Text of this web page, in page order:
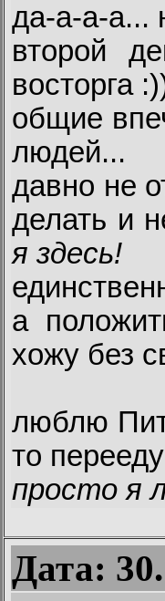
да-а-а-а...
второй
восторга
общие
людей...
давно не
делать и
я здесь!
а
хожу без
люблю
то
просто я
Дата: